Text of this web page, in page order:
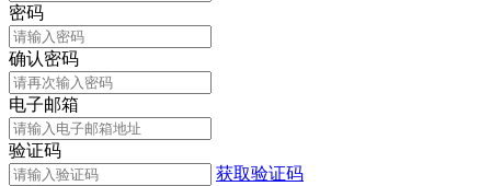
密码
确认密码
电子邮箱
验证码
获取验证码